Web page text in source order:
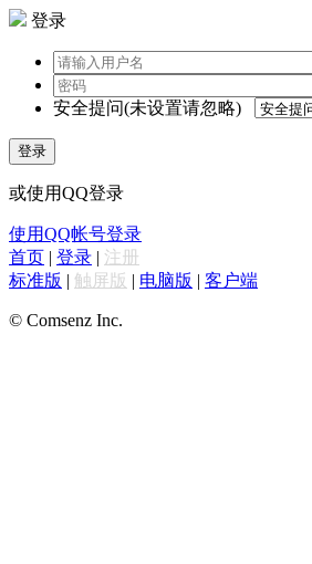
登录
安全提问(未设置请忽略)
登录
或使用QQ登录
使用QQ帐号登录
首页 | 登录 | 注册
标准版 | 触屏版 | 电脑版 | 客户端
© Comsenz Inc.